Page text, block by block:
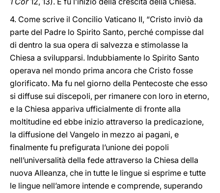
4. Come scrive il Concilio Vaticano II, “Cristo inviò da
parte del Padre lo Spirito Santo, perché compisse dal
di dentro la sua opera di salvezza e stimolasse la
Chiesa a svilupparsi. Indubbiamente lo Spirito Santo
operava nel mondo prima ancora che Cristo fosse
glorificato. Ma fu nel giorno della Pentecoste che esso
si diffuse sui discepoli, per rimanere con loro in eterno,
e la Chiesa appariva ufficialmente di fronte alla
moltitudine ed ebbe inizio attraverso la predicazione,
la diffusione del Vangelo in mezzo ai pagani, e
finalmente fu prefigurata l’unione dei popoli
nell’universalità della fede attraverso la Chiesa della
nuova Alleanza, che in tutte le lingue si esprime e tutte
le lingue nell’amore intende e comprende, superando